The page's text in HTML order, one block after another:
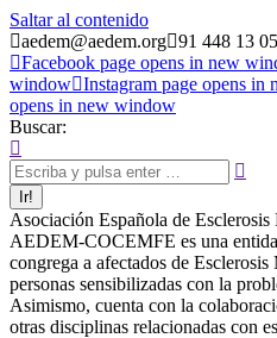
Saltar al contenido
aedem@aedem.org 91 448 13 05
Facebook page opens in new
window Instagram page opens in
opens in new window
Buscar:
Asociación Española de
AEDEM-COCEMFE es una
congrega a afectados de
personas sensibilizadas con la
Asimismo, cuenta con la
otras disciplinas relacionadas con